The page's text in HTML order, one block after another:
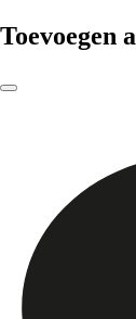
Toevoegen